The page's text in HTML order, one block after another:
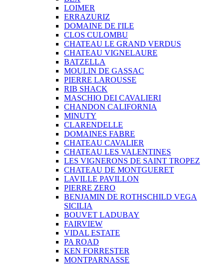
LOIMER
ERRAZURIZ
DOMAINE DE I'ILE
CLOS CULOMBU
CHATEAU LE GRAND VERDUS
CHATEAU VIGNELAURE
BATZELLA
MOULIN DE GASSAC
PIERRE LAROUSSE
RIB SHACK
MASCHIO DEI CAVALIERI
CHANDON CALIFORNIA
MINUTY
CLARENDELLE
DOMAINES FABRE
CHATEAU CAVALIER
CHATEAU LES VALENTINES
LES VIGNERONS DE SAINT TROPEZ
CHATEAU DE MONTGUERET
LAVILLE PAVILLON
PIERRE ZERO
BENJAMIN DE ROTHSCHILD VEGA
SICILIA
BOUVET LADUBAY
FAIRVIEW
VIDAL ESTATE
PA ROAD
KEN FORRESTER
MONTPARNASSE